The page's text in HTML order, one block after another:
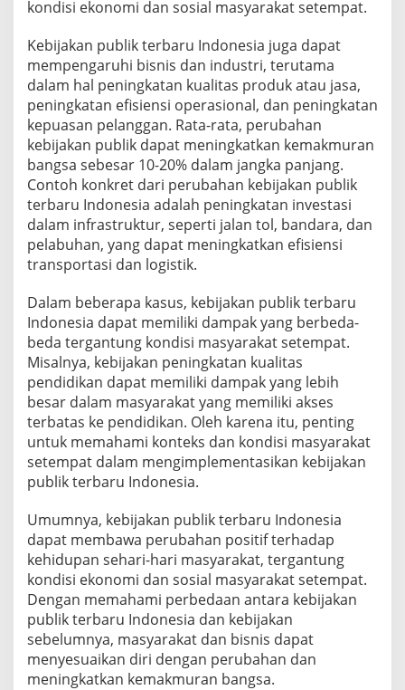
kondisi ekonomi dan sosial masyarakat setempat.
Kebijakan publik terbaru Indonesia juga dapat
mempengaruhi bisnis dan industri, terutama
dalam hal peningkatan kualitas produk atau jasa,
peningkatan efisiensi operasional, dan peningkatan
kepuasan pelanggan. Rata-rata, perubahan
kebijakan publik dapat meningkatkan kemakmuran
bangsa sebesar 10-20% dalam jangka panjang.
Contoh konkret dari perubahan kebijakan publik
terbaru Indonesia adalah peningkatan investasi
dalam infrastruktur, seperti jalan tol, bandara, dan
pelabuhan, yang dapat meningkatkan efisiensi
transportasi dan logistik.
Dalam beberapa kasus, kebijakan publik terbaru
Indonesia dapat memiliki dampak yang berbeda-
beda tergantung kondisi masyarakat setempat.
Misalnya, kebijakan peningkatan kualitas
pendidikan dapat memiliki dampak yang lebih
besar dalam masyarakat yang memiliki akses
terbatas ke pendidikan. Oleh karena itu, penting
untuk memahami konteks dan kondisi masyarakat
setempat dalam mengimplementasikan kebijakan
publik terbaru Indonesia.
Umumnya, kebijakan publik terbaru Indonesia
dapat membawa perubahan positif terhadap
kehidupan sehari-hari masyarakat, tergantung
kondisi ekonomi dan sosial masyarakat setempat.
Dengan memahami perbedaan antara kebijakan
publik terbaru Indonesia dan kebijakan
sebelumnya, masyarakat dan bisnis dapat
menyesuaikan diri dengan perubahan dan
meningkatkan kemakmuran bangsa.